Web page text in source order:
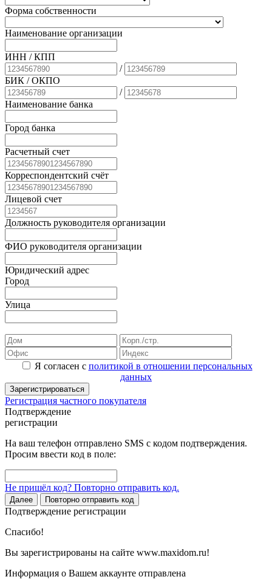
Форма собственности
Наименование организации
ИНН / КПП
/
БИК / ОКПО
/
Наименование банка
Город банка
Расчетный счет
Корреспондентский счёт
Лицевой счет
Должность руководителя организации
ФИО руководителя организации
Юридический адрес
Город
Улица
Я согласен с политикой в отношении персональных
данных
Зарегистрироваться
Регистрация частного покупателя
Подтверждение
регистрации
На ваш телефон отправлено SMS с кодом подтверждения.
Просим ввести код в поле:
Не пришёл код? Повторно отправить код.
Далее Повторно отправить код
Подтверждение регистрации
Спасибо!
Вы зарегистрированы на сайте www.maxidom.ru!
Информация о Вашем аккаунте отправлена